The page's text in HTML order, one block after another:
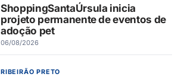
ShoppingSantaÚrsula inicia
projeto permanente de eventos de
adoção pet
06/08/2026
RIBEIRÃO PRETO